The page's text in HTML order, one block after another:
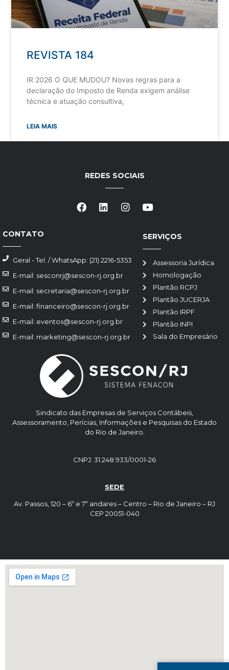
REVISTA 184
IR 2026 O QUE MUDOU? Novas regras para a
declaração do Imposto de Renda exigem análise
técnica e atuação consultiva,
LEIA MAIS
Sindicato das Empresas de Serviços Contábeis,
Assessoramento, Perícias, Informações e Pesquisas do Estado
do Rio de Janeiro.
CNPJ: 31.248.933/0001-26
SEDE
Av. Passos, 120 – 6º e 7º andares – Centro – Rio de Janeiro – RJ
CEP 20051-040
SERVIÇOS
Assessoria Jurídica
Homologação
Plantão RCPJ
Plantão JUCERJA
Plantão IRPF
Plantão INPI
Sala do Empresário
CONTATO
Geral - Tel. / WhatsApp: (21) 2216-5353
E-mail: sesconrj@sescon-rj.org.br
E-mail: secretaria@sescon-rj.org.br
E-mail: financeiro@sescon-rj.org.br
E-mail: eventos@sescon-rj.org.br
E-mail: marketing@sescon-rj.org.br
REDES SOCIAIS